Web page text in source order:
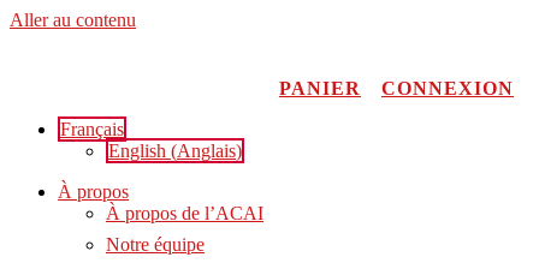
Aller au contenu
PANIER
CONNEXION
Français
English (Anglais)
À propos
À propos de l’ACAI
Notre équipe